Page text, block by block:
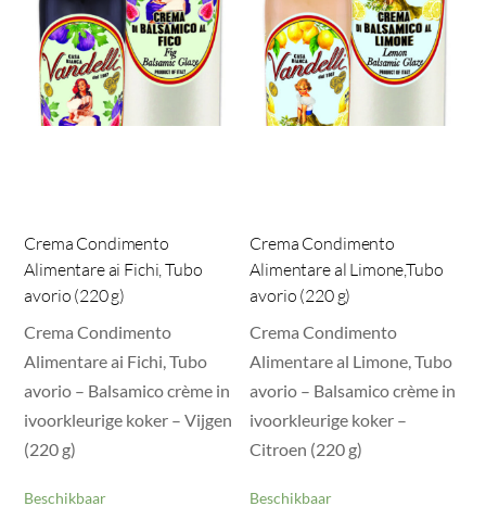
Crema Condimento
Alimentare ai Fichi, Tubo
avorio (220 g)
Crema Condimento
Alimentare ai Fichi, Tubo
avorio – Balsamico crème in
ivoorkleurige koker – Vijgen
(220 g)
Beschikbaar
Crema Condimento
Alimentare al Limone,Tubo
avorio (220 g)
Crema Condimento
Alimentare al Limone, Tubo
avorio – Balsamico crème in
ivoorkleurige koker –
Citroen (220 g)
Beschikbaar